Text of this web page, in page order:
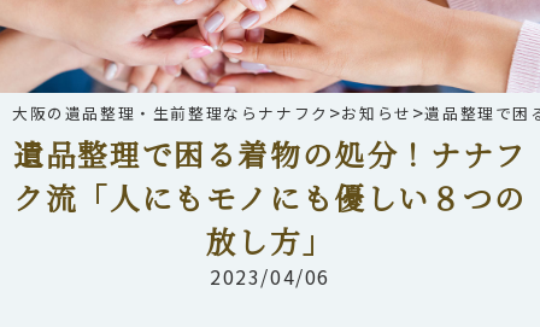
大阪の遺品整理・生前整理ならナナフク >お知らせ >遺品整理で困
遺品整理で困る着物の処分！ナナフ
ク流「人にもモノにも優しい８つの
放し方」
2023/04/06